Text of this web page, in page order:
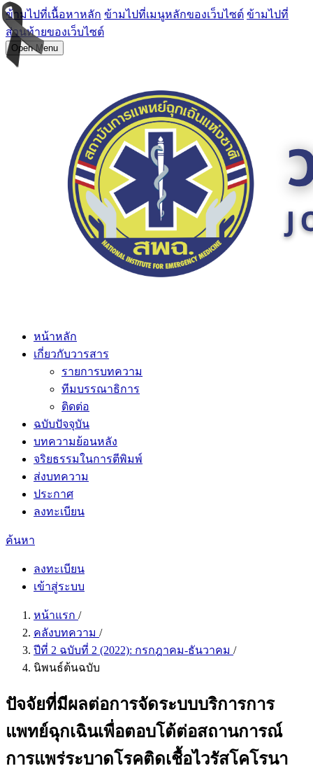
ข้ามไปที่เนื้อหาหลัก ข้ามไปที่เมนูหลักของเว็บไซต์ ข้ามไปที่
ส่วนท้ายของเว็บไซต์
Open Menu
หน้าหลัก
เกี่ยวกับวารสาร
รายการบทความ
ทีมบรรณาธิการ
ติดต่อ
ฉบับปัจจุบัน
บทความย้อนหลัง
จริยธรรมในการตีพิมพ์
ส่งบทความ
ประกาศ
ลงทะเบียน
ค้นหา
ลงทะเบียน
เข้าสู่ระบบ
หน้าแรก /
คลังบทความ /
ปีที่ 2 ฉบับที่ 2 (2022): กรกฎาคม-ธันวาคม /
นิพนธ์ต้นฉบับ
ปัจจัยที่มีผลต่อการจัดระบบบริการการ
แพทย์ฉุกเฉินเพื่อตอบโต้ต่อสถานการณ์
การแพร่ระบาดโรคติดเชื้อไวรัสโคโรนา